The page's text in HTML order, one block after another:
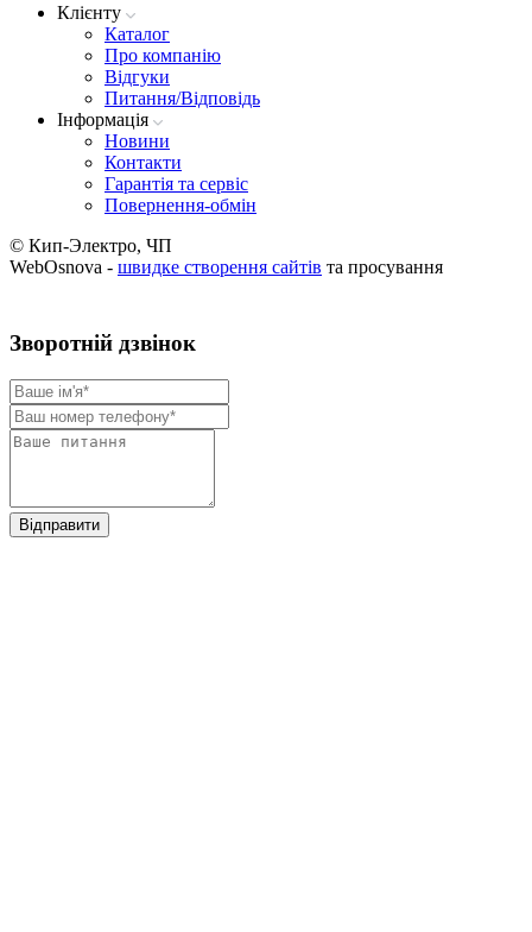
Клієнту
Каталог
Про компанію
Вiдгуки
Питання/Відповідь
Iнформацiя
Новини
Контакти
Гарантія та сервіс
Повернення-обмін
© Кип-Электро, ЧП
WebOsnova - швидке створення сайтів та просування
Зворотнiй дзвiнок